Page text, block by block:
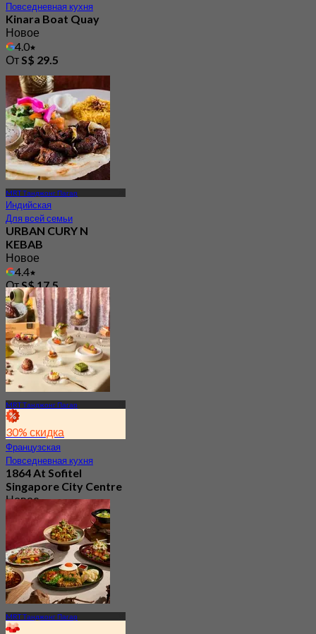
Повседневная кухня
Kinara Boat Quay
Новое
4.0
ОтS$ 29.5
MRT Танджонг Пагар
Индийская
Для всей семьи
URBAN CURY N
KEBAB
Новое
4.4
ОтS$ 17.5
MRT Танджонг Пагар
30% скидка
Французская
Повседневная кухня
1864 At Sofitel
Singapore City Centre
Новое
4.3
ОтS$ 57.07
MRT Танджонг Пагар